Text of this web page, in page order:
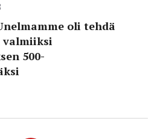
oli tehdä
valmiiksi
500-